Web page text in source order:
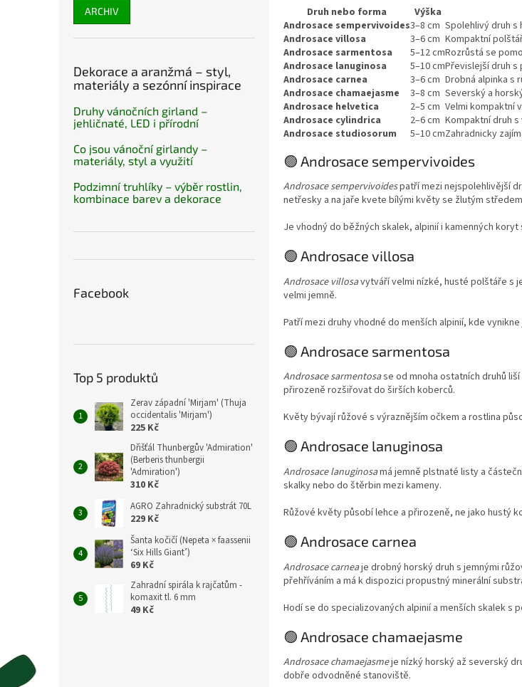
ARCHIV
Dekorace a aranžmá – styl,
materiály a sezónní inspirace
Druhy vánočních girland –
jehličnaté, LED i přírodní
Co jsou vánoční girlandy –
materiály, styl a využití
Podzimní truhlíky – výběr rostlin,
kombinace barev a dekorace
Facebook
Top 5 produktů
Zerav západní 'Mirjam' (Thuja
occidentalis 'Mirjam')
225 Kč
Dřišťál Thunbergův 'Admiration'
(Berberis thunbergii
'Admiration')
310 Kč
AGRO Zahradnický substrát 70L
229 Kč
Šanta kočičí (Nepeta × faassenii
‘Six Hills Giant’)
69 Kč
Zahradní spirála k rajčatům -
komaxit tl. 6 mm
49 Kč
Druh nebo forma Výška
Androsace sempervivoides3–8 cm Spolehlivý druh
Androsace villosa
3–6 cm Kompaktní
Androsace sarmentosa
5–12 cmRozrůstá se
Androsace lanuginosa
5–10 cmPřevislejší druh
Androsace carnea
3–6 cm Drobná alpinka s
Androsace chamaejasme
3–8 cm Severský a
Androsace helvetica
2–5 cm Velmi kompaktní
Androsace cylindrica
2–6 cm Kompaktní druh
Androsace studiosorum
5–10 cmZahradnicky
🟢 Androsace sempervivoides
Androsace sempervivoidespatří mezi nejspolehlivější
netřesky a na jaře kvete bílými květy se žlutým
Je vhodný do běžných skalek, alpinií i kamenných
🟢 Androsace villosa
Androsace villosavytváří velmi nízké, husté polštáře s
velmi jemně.
Patří mezi druhy vhodné do menších alpinií, kde
🟢 Androsace sarmentosa
Androsace sarmentosase od mnoha ostatních druhů
přirozeně rozšiřovat do širších koberců.
Květy bývají růžové s výraznějším očkem a rostlina
🟢 Androsace lanuginosa
Androsace lanuginosamá jemně plstnaté listy a
skalky nebo do štěrbin mezi kameny.
Růžové květy působí lehce a přirozeně, ne jako hustý
🟢 Androsace carnea
Androsace carneaje drobný horský druh s jemnými
přehříváním a má k dispozici propustný minerální
Hodí se do specializovaných alpinií a menších skalek s
🟢 Androsace chamaejasme
Androsace chamaejasmeje nízký horský až severský
dobře odvodněné stanoviště.